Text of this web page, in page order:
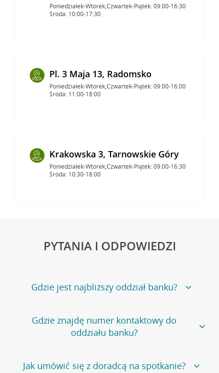
Poniedziałek-Wtorek,Czwartek-Piątek: 09:00-16:30
Środa: 10:00-17:30
Pl. 3 Maja 13, Radomsko
Poniedziałek-Wtorek,Czwartek-Piątek: 09:00-16:00
Środa: 11:00-18:00
Krakowska 3, Tarnowskie Góry
Poniedziałek-Wtorek,Czwartek-Piątek: 09:00-16:30
Środa: 10:30-18:00
PYTANIA I ODPOWIEDZI
Gdzie jest najbliższy oddział banku?
Jeśli szukasz oddziału naszego banku, zapraszamy na
stronęPlacówki i bankomaty, na której znajduje się
wygodna wyszukiwarka.
oddziałów
Gdzie znajdę numer kontaktowy do
oddziału banku?
Bank Credit Agricole nie udostępnia ogólnego numeru
telefonu do placówki bankowej.
Jak umówić się z doradcą na spotkanie?